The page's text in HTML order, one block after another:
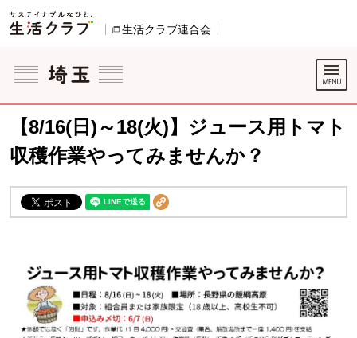
ページの先頭です。
生活クラブ連合会
ここからサイト内共通メニューです。
サイト内共通メニューをスキップする
サイト内共通メニューここまで。
【8/16(日)～18(火)】ジュース用トマト
収穫作業やってみませんか？